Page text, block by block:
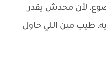
لأن محدش يقدر
طيب مين اللي حاول